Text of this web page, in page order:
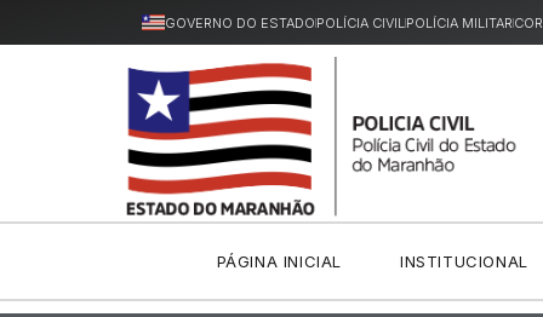
GOVERNO DO ESTADOPOLÍCIA CIVILPOLÍCIA MILITAR
PÁGINA INICIAL INSTITUCIONAL